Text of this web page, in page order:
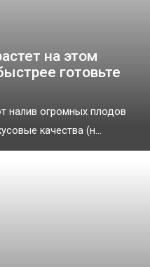
на этом
готовьте
налив огромных плодов
качества (н...